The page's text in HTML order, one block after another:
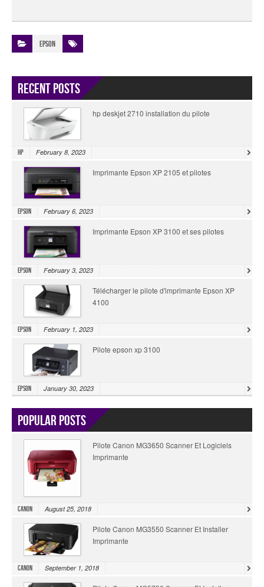
Epson
Recent Posts
hp deskjet 2710 installation du pilote
HP February 8, 2023
Imprimante Epson XP 2105 et pilotes
Epson February 6, 2023
Imprimante Epson XP 3100 et ses pilotes
Epson February 3, 2023
Télécharger le pilote d'imprimante Epson XP
4100
Epson February 1, 2023
Pilote epson xp 3100
Epson January 30, 2023
Popular Posts
Pilote Canon MG3650 Scanner Et Logiciels
Imprimante
Canon August 25, 2018
Pilote Canon MG3550 Scanner Et Installer
Imprimante
Canon September 1, 2018